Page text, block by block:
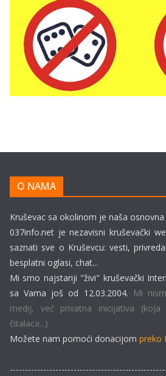
O NAMA
Kruševac sa okolinom je naša
037info.net je nezavisni kruševački
saznati sve o Kruševcu: vesti,
besplatni oglasi, chat...
Mi smo najstariji "živi" kruševački
sa Vama još od 12.03.2004. Mi
medij, već privatna inicijativa
čitalaca...).
Možete nam pomoći donacijom preko